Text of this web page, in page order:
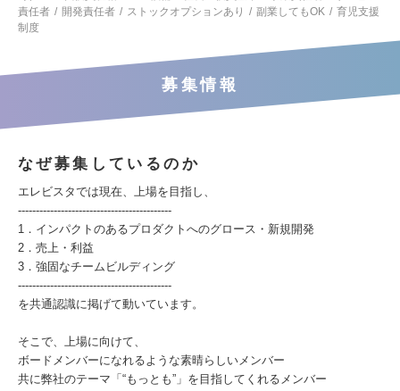
責任者
開発責任者 ストックオプションあり 副業してもOK
育児支援
制度
募集情報
なぜ募集しているのか
エレビスタでは現在、上場を目指し、
-------------------------------------------
1．インパクトのあるプロダクトへのグロース・新規開発
2．売上・利益
3．強固なチームビルディング
-------------------------------------------
を共通認識に掲げて動いています。
そこで、上場に向けて、
ボードメンバーになれるような素晴らしいメンバー
共に弊社のテーマ「“もっとも”」を目指してくれるメンバー